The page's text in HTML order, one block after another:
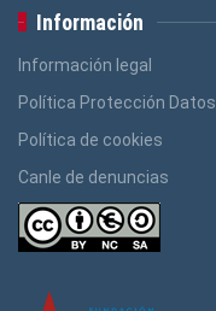
Información
Información legal
Política Protección Datos
Política de cookies
Canle de denuncias